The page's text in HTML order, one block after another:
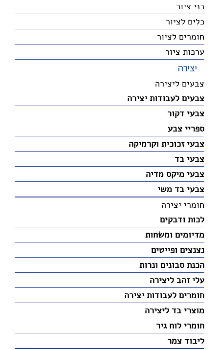
כני ציור
כלים לציור
חומרים לציור
ערכות ציור
יצירה
צבעים ליצירה
צבעים לעבודות יצירה
צבעי דקור
ספריי צבע
צבעי זכוכית וקרמיקה
צבעי בד
צבעי מיקס מדיה
צבעי בד משי
חומרי יצירה
לכות ודבקים
מדיומים ומשחות
נצנצים ופייטים
הכנת סבונים ונרות
עלי זהב ליצירה
חומרים לעבודות יצירה
מוצרי בד ליצירה
חומרי לוח גיר
ליבוד צמר